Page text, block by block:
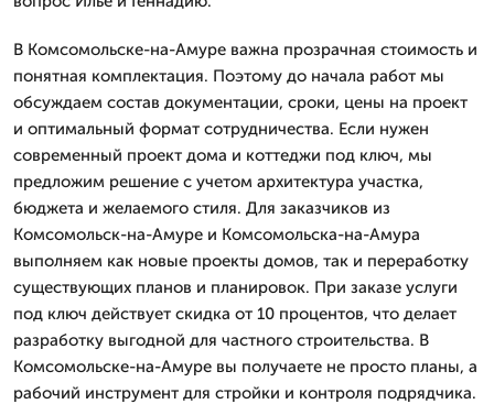
В Комсомольске-на-Амуре важна прозрачная стоимость и
понятная комплектация. Поэтому до начала работ мы
обсуждаем состав документации, сроки, цены на проект
и оптимальный формат сотрудничества. Если нужен
современный проект дома и коттеджи под ключ, мы
предложим решение с учетом архитектура участка,
бюджета и желаемого стиля. Для заказчиков из
Комсомольск-на-Амуре и Комсомольска-на-Амура
выполняем как новые проекты домов, так и переработку
существующих планов и планировок. При заказе услуги
под ключ действует скидка от 10 процентов, что делает
разработку выгодной для частного строительства. В
Комсомольске-на-Амуре вы получаете не просто планы, а
рабочий инструмент для стройки и контроля подрядчика.